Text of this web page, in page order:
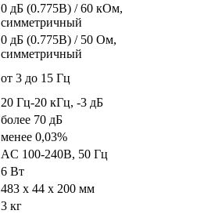
0 дБ (0.775В) / 60 кОм,
симметричный
0 дБ (0.775В) / 50 Ом,
симметричный
от 3 до 15 Гц
20 Гц-20 кГц, -3 дБ
более 70 дБ
менее 0,03%
AC 100-240В, 50 Гц
6 Вт
483 х 44 х 200 мм
3 кг